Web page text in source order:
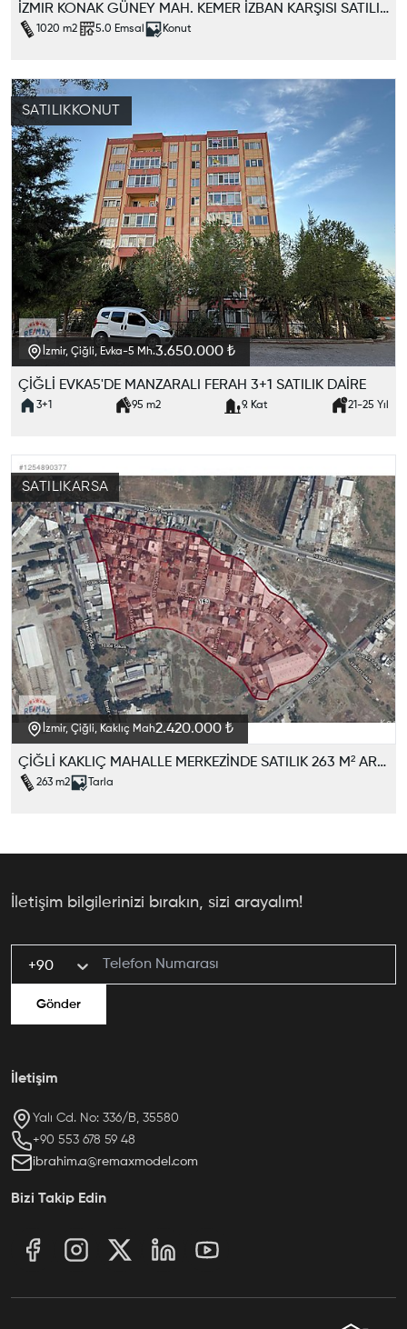
İZMIR KONAK GÜNEY MAH. KEMER İZBAN KARŞISI SATILIK IMARLI ARSA
1020 m2 5.0 Emsal Konut
İzmir, Çiğli, Evka-5 Mh.3.650.000 ₺
ÇİĞLİ EVKA5'DE MANZARALI FERAH 3+1 SATILIK DAİRE
3+1 95 m2 9. Kat 21-25 Yıl
SATILIKKONUT
İzmir, Çiğli, Kaklıç Mah2.420.000 ₺
ÇİĞLİ KAKLIÇ MAHALLE MERKEZİNDE SATILIK 263 M² ARAZİ
263 m2 Tarla
SATILIKARSA
İletişim bilgilerinizi bırakın, sizi arayalım!
+90
Gönder
İletişim
Yalı Cd. No: 336/B, 35580
ibrahim.a@remaxmodel.com
Bizi Takip Edin